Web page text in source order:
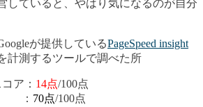
していると、やはり気になるのが自分
が提供しているPageSpeed insight
計測するツールで調べた所
ア： 14点/100点
： 70点/100点